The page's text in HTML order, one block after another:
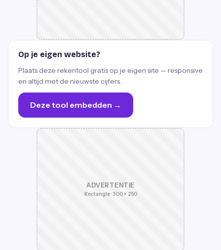
Op je eigen website?
Plaats deze rekentool gratis op je eigen site — responsive
en altijd met de nieuwste cijfers.
Deze tool embedden →
ADVERTENTIE
Rectangle · 300 × 250